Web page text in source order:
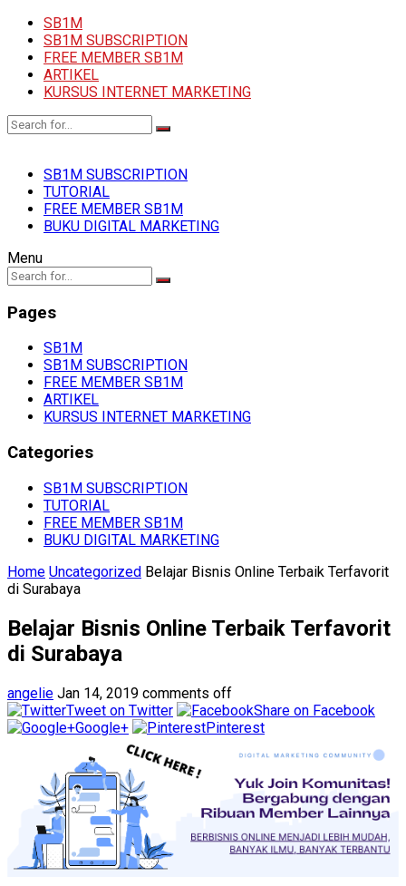
SB1M
SB1M SUBSCRIPTION
FREE MEMBER SB1M
ARTIKEL
KURSUS INTERNET MARKETING
SB1M SUBSCRIPTION
TUTORIAL
FREE MEMBER SB1M
BUKU DIGITAL MARKETING
Menu
Pages
SB1M
SB1M SUBSCRIPTION
FREE MEMBER SB1M
ARTIKEL
KURSUS INTERNET MARKETING
Categories
SB1M SUBSCRIPTION
TUTORIAL
FREE MEMBER SB1M
BUKU DIGITAL MARKETING
Home Uncategorized Belajar Bisnis Online Terbaik Terfavorit
di Surabaya
Belajar Bisnis Online Terbaik Terfavorit
di Surabaya
angelie Jan 14, 2019 comments off
Tweet on Twitter
Share on Facebook
Google+
Pinterest